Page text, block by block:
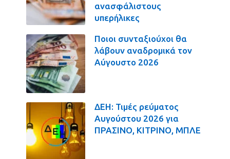
ανασφάλιστους
υπερήλικες
Ποιοι συνταξιούχοι θα
λάβουν αναδρομικά τον
Αύγουστο 2026
ΔΕΗ: Τιμές ρεύματος
Αυγούστου 2026 για
ΠΡΑΣΙΝΟ, ΚΙΤΡΙΝΟ, ΜΠΛΕ